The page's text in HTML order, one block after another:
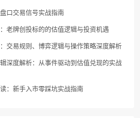
口交易信号实战指南
老牌创投标的的估值逻辑与投资机遇
交易规则、博弈逻辑与操作策略深度解析
深度解析：从事件驱动到估值兑现的实战
：新手入市零踩坑实战指南